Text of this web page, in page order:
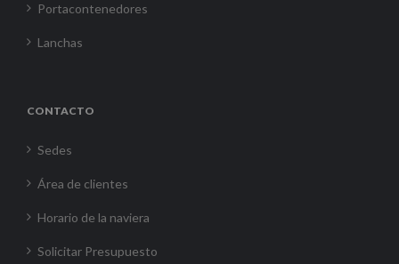
Portacontenedores
Lanchas
CONTACTO
Sedes
Área de clientes
Horario de la naviera
Solicitar Presupuesto